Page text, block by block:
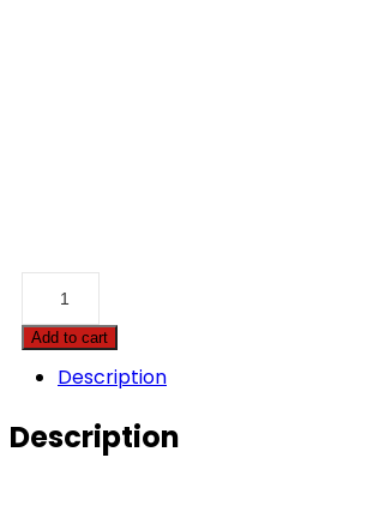
3406E
-
quantity
Add to cart
Description
Description